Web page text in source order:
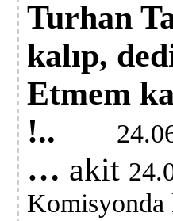
Turhan
kalıp,
Etmem
!..
… akit